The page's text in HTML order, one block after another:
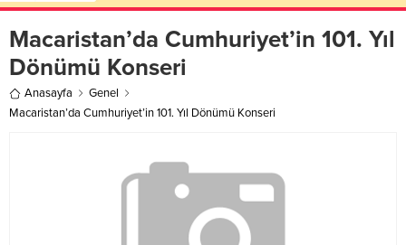
Macaristan’da Cumhuriyet’in 101. Yıl
Dönümü Konseri
Anasayfa
Genel
Macaristan’da Cumhuriyet’in 101. Yıl Dönümü Konseri